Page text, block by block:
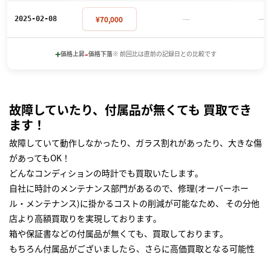
2025-02-08 ¥70,000 － －
+価格上昇-価格下落※ 前回比は直前の記録日との比較です
故障していたり、付属品が無くても 買取でき
ます！
故障していて動作しなかったり、ガラス割れがあったり、大きな傷
があってもOK！
どんなコンディションの時計でも買取いたします｡
自社に時計のメンテナンス部門があるので、修理(オーバーホー
ル・メンテナンス)に掛かるコストの削減が可能なため、 その分他
店より高額買取りを実現しております｡
箱や保証書などの付属品が無くても、買取しております。
もちろん付属品がございましたら、さらに高価買取となる可能性